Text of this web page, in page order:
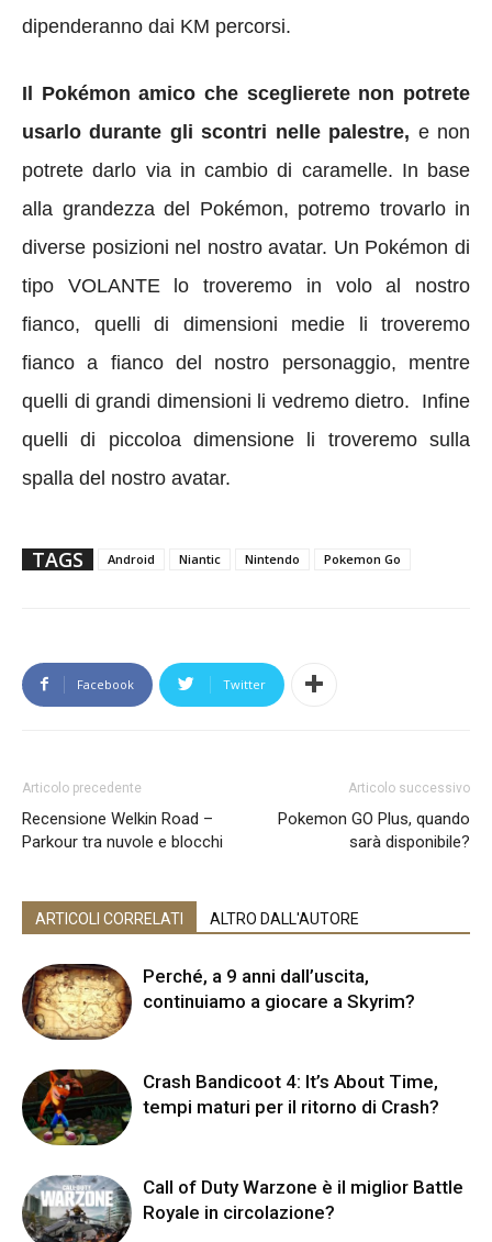
dipenderanno dai KM percorsi.
Il Pokémon amico che sceglierete non potrete
usarlo durante gli scontri nelle palestre, e non
potrete darlo via in cambio di caramelle. In base
alla grandezza del Pokémon, potremo trovarlo in
diverse posizioni nel nostro avatar. Un Pokémon di
tipo VOLANTE lo troveremo in volo al nostro
fianco, quelli di dimensioni medie li troveremo
fianco a fianco del nostro personaggio, mentre
quelli di grandi dimensioni li vedremo dietro. Infine
quelli di piccoloa dimensione li troveremo sulla
spalla del nostro avatar.
TAGS Android Niantic Nintendo Pokemon Go
Facebook Twitter
Articolo precedente
Recensione Welkin Road –
Parkour tra nuvole e blocchi
Articolo successivo
Pokemon GO Plus, quando
sarà disponibile?
ARTICOLI CORRELATI ALTRO DALL'AUTORE
Perché, a 9 anni dall’uscita,
continuiamo a giocare a Skyrim?
Crash Bandicoot 4: It’s About Time,
tempi maturi per il ritorno di Crash?
Call of Duty Warzone è il miglior Battle
Royale in circolazione?